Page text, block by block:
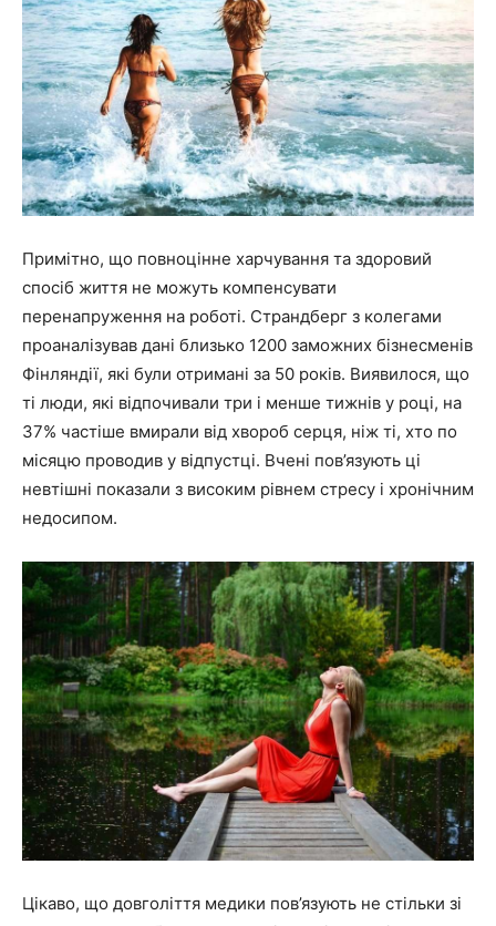
Примітно, що повноцінне харчування та здоровий
спосіб життя не можуть компенсувати
перенапруження на роботі. Страндберг з колегами
проаналізував дані близько 1200 заможних бізнесменів
Фінляндії, які були отримані за 50 років. Виявилося, що
ті люди, які відпочивали три і менше тижнів у році, на
37% частіше вмирали від хвороб серця, ніж ті, хто по
місяцю проводив у відпустці. Вчені пов’язують ці
невтішні показали з високим рівнем стресу і хронічним
недосипом.
Цікаво, що довголіття медики пов’язують не стільки зі